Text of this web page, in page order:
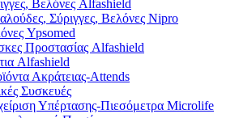
Βελόνες Alfashield
Σύριγγες, Βελόνες Nipro
Ypsomed
Προστασίας Alfashield
Alfashield
Ακράτειας-Attends
Συσκευές
Υπέρτασης-Πιεσόμετρα Microlife